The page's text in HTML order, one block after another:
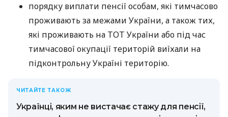
порядку виплати пенсії особам, які тимчасово
проживають за межами України, а також тих,
які проживають на ТОТ України або під час
тимчасової окупації територій виїхали на
підконтрольну Україні територію.
ЧИТАЙТЕ ТАКОЖ
Українці, яким не вистачає стажу для пенсії,